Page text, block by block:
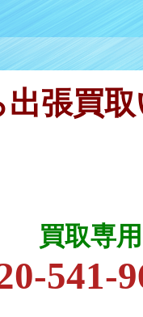
出張買
買取専
541-